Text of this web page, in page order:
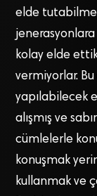
elde
kolay elde
vermiyorlar. Bu
yapılabilecek
alışmış ve
cümlelerle
konuşmak
kullanmak ve